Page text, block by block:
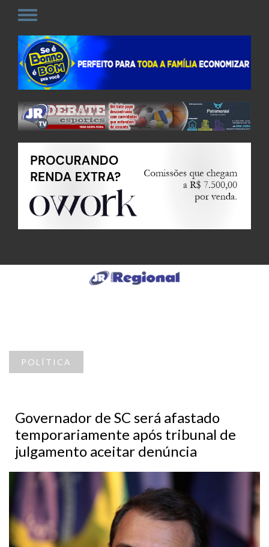
POLÍTICA
Governador de SC será afastado
temporariamente após tribunal de
julgamento aceitar denúncia